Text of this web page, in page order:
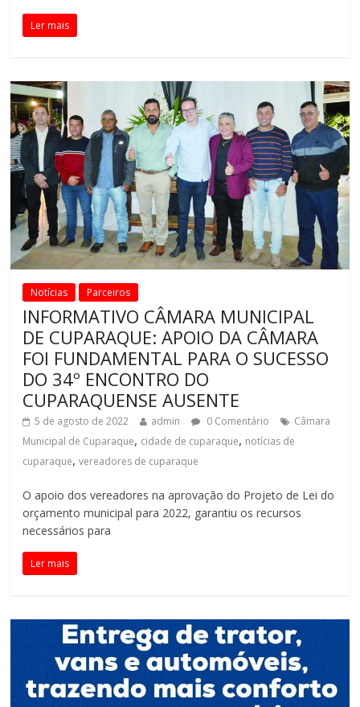
Ler mais
Notícias Parceiros
INFORMATIVO CÂMARA MUNICIPAL
DE CUPARAQUE: APOIO DA CÂMARA
FOI FUNDAMENTAL PARA O SUCESSO
DO 34º ENCONTRO DO
CUPARAQUENSE AUSENTE
5 de agosto de 2022 admin 0 Comentário
Câmara
Municipal de Cuparaque, cidade de cuparaque, notícias de
cuparaque,vereadores de cuparaque
O apoio dos vereadores na aprovação do Projeto de Lei do
orçamento municipal para 2022, garantiu os recursos
necessários para
Ler mais